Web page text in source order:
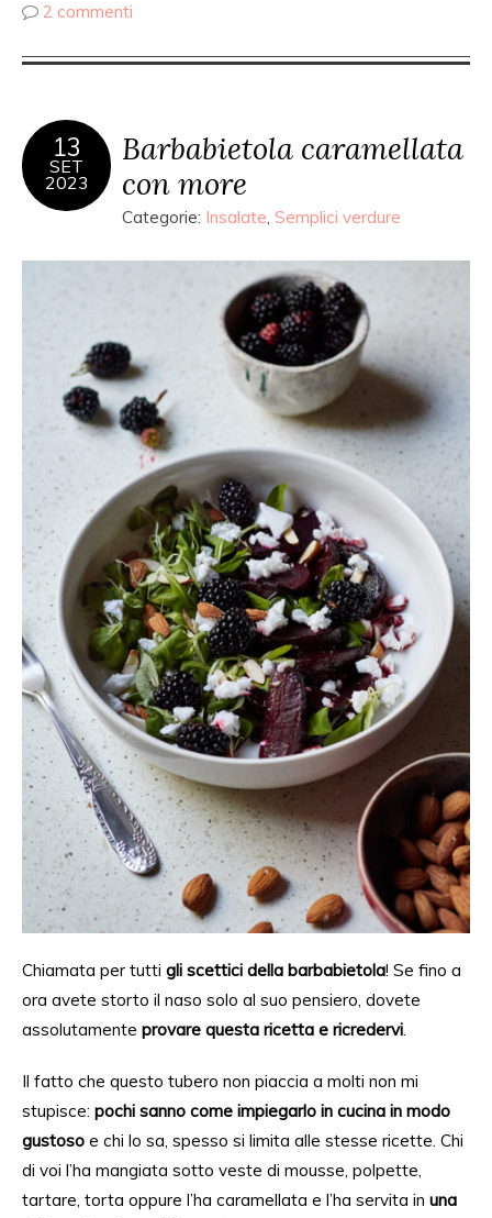
2 commenti
13
SET
2023
Barbabietola caramellata
con more
Categorie: Insalate, Semplici verdure
Chiamata per tutti gli scettici della barbabietola! Se fino a
ora avete storto il naso solo al suo pensiero, dovete
assolutamente provare questa ricetta e ricredervi.
Il fatto che questo tubero non piaccia a molti non mi
stupisce: pochi sanno come impiegarlo in cucina in modo
gustoso e chi lo sa, spesso si limita alle stesse ricette. Chi
di voi l’ha mangiata sotto veste di mousse, polpette,
tartare, torta oppure l’ha caramellata e l’ha servita in una